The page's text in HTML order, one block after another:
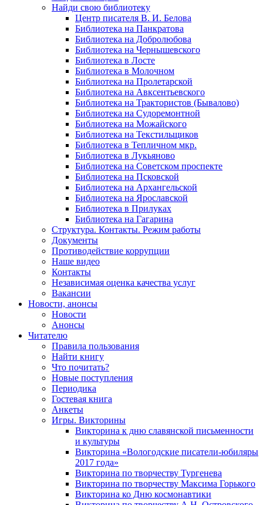
Найди свою библиотеку
Центр писателя В. И. Белова
Библиотека на Панкратова
Библиотека на Добролюбова
Библиотека на Чернышевского
Библиотека в Лосте
Библиотека в Молочном
Библиотека на Пролетарской
Библиотека на Авксентьевского
Библиотека на Трактористов (Бывалово)
Библиотека на Судоремонтной
Библиотека на Можайского
Библиотека на Текстильщиков
Библиотека в Тепличном мкр.
Библиотека в Лукьяново
Библиотека на Советском проспекте
Библиотека на Псковской
Библиотека на Архангельской
Библиотека на Ярославской
Библиотека в Прилуках
Библиотека на Гагарина
Структура. Контакты. Режим работы
Документы
Противодействие коррупции
Наше видео
Контакты
Независимая оценка качества услуг
Вакансии
Новости, анонсы
Новости
Анонсы
Читателю
Правила пользования
Найти книгу
Что почитать?
Новые поступления
Периодика
Гостевая книга
Анкеты
Игры. Викторины
Викторина к дню славянской письменности
и культуры
Викторина «Вологодские писатели-юбиляры
2017 года»
Викторина по творчеству Тургенева
Викторина по творчеству Максима Горького
Викторина ко Дню космонавтики